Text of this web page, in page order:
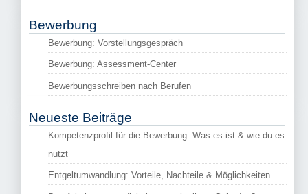
Bewerbung
Bewerbung: Vorstellungsgespräch
Bewerbung: Assessment-Center
Bewerbungsschreiben nach Berufen
Neueste Beiträge
Kompetenzprofil für die Bewerbung: Was es ist & wie du es
nutzt
Entgeltumwandlung: Vorteile, Nachteile & Möglichkeiten